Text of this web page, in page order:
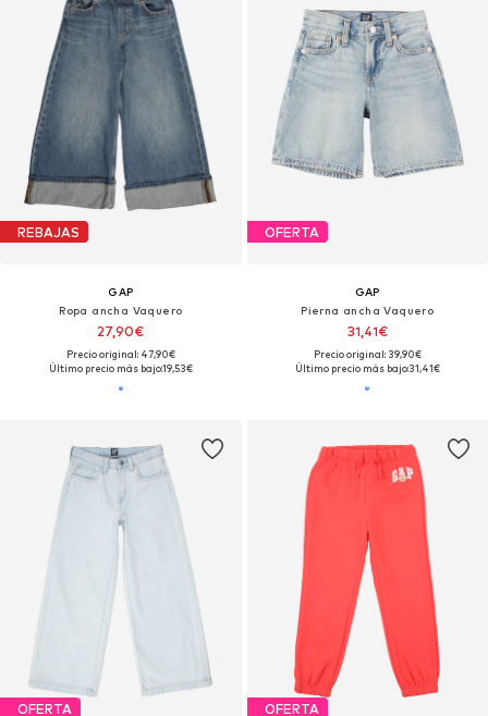
REBAJAS
GAP
Ropa ancha Vaquero
27,90€
Precio original: 47,90€
Último precio más bajo:19,53€
OFERTA
GAP
Pierna ancha Vaquero
31,41€
Precio original: 39,90€
Último precio más bajo:31,41€
OFERTA OFERTA